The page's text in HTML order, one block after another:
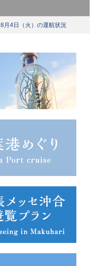
8月4日（火）の運航状況